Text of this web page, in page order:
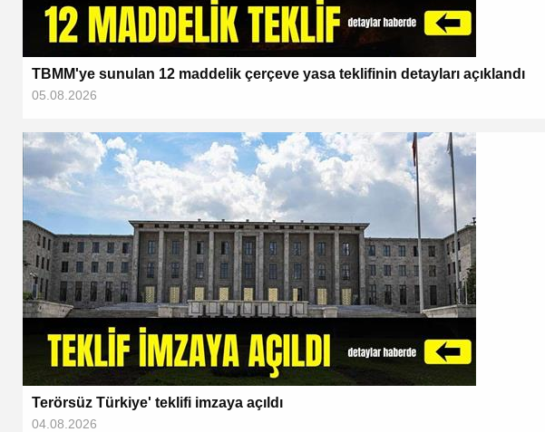
TBMM'ye sunulan 12 maddelik çerçeve yasa teklifinin detayları açıklandı
05.08.2026
Terörsüz Türkiye' teklifi imzaya açıldı
04.08.2026